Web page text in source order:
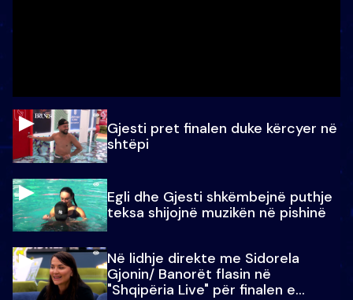
Gjesti pret finalen duke kërcyer në
shtëpi
Egli dhe Gjesti shkëmbejnë puthje
teksa shijojnë muzikën në pishinë
Në lidhje direkte me Sidorela
Gjonin/ Banorët flasin në
"Shqipëria Live" për finalen e